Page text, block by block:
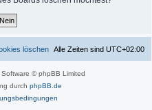
Alle Zeiten sind UTC+02:00
löschen
© phpBB Limited
durch phpBB.de